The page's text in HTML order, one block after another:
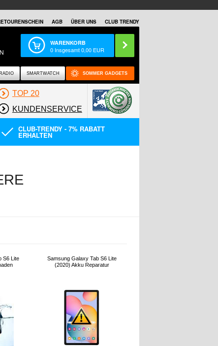
AGB ÜBER UNS CLUB TRENDY
WARENKORB
0 Insgesamt0,00 EUR
SMARTWATCH SOMMER GADGETS
TOP 20
KUNDENSERVICE
CLUB-TRENDY - 7% RABATT
ERHALTEN
S6 Lite
Samsung Galaxy Tab S6 Lite
(2020) Akku Reparatur